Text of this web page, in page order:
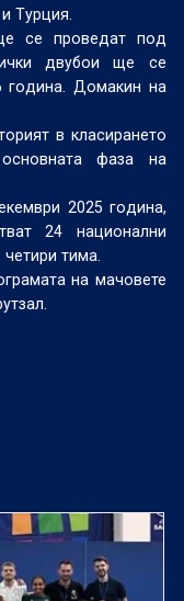
Турция.
се проведат под
двубои ще се
година. Домакин на
в класирането
фаза на
2025 година,
24 национални
тима.
на мачовете